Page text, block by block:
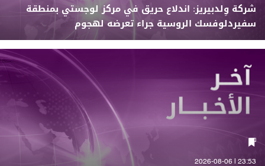
شركة وِلدبيريز: اندلاع حريق في مركز لوجستي بمنطقة
سفيردلوفسك الروسية جراء تعرضه لهجوم
23:53 | 2026-08-06